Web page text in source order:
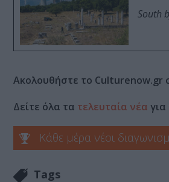
South
Ακολουθήστε το Culturenow.gr
Δείτε όλα τα τελευταία νέα
Κάθε μέρα νέοι
Tags